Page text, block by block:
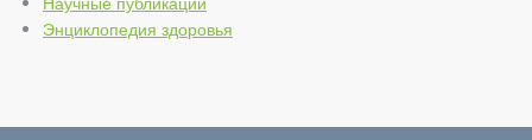
Энциклопедия здоровья